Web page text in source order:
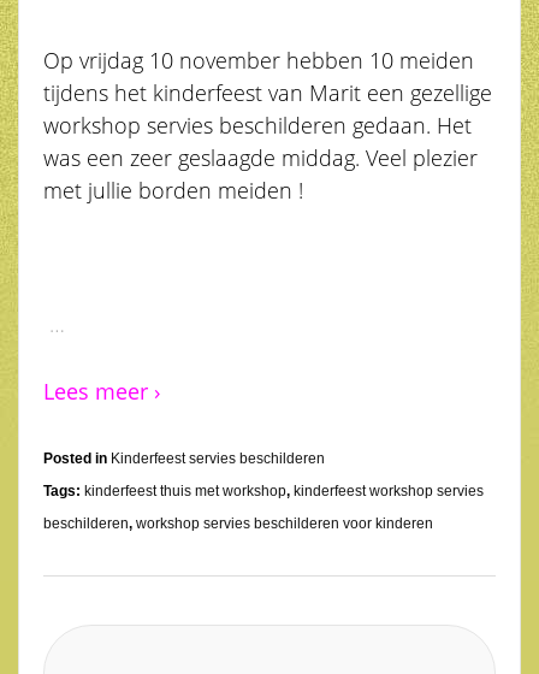
Op vrijdag 10 november hebben 10 meiden
tijdens het kinderfeest van Marit een gezellige
workshop servies beschilderen gedaan. Het
was een zeer geslaagde middag. Veel plezier
met jullie borden meiden !
…
Lees meer ›
Posted in Kinderfeest servies beschilderen
Tags: kinderfeest thuis met workshop, kinderfeest workshop servies
beschilderen, workshop servies beschilderen voor kinderen